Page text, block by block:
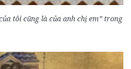
tôi cũng là của anh chị em” trong